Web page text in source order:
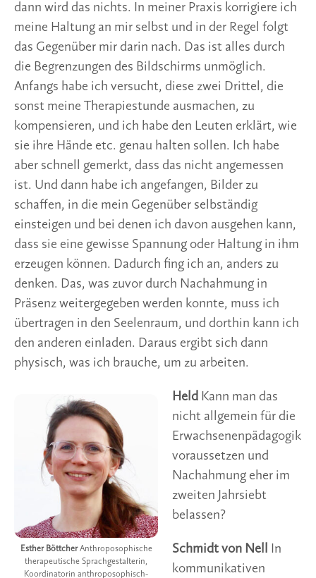
dann wird das nichts. In meiner Praxis korrigiere ich
meine Haltung an mir selbst und in der Regel folgt
das Gegenüber mir darin nach. Das ist alles durch
die Begrenzungen des Bildschirms unmöglich.
Anfangs habe ich versucht, diese zwei Drittel, die
sonst meine Therapiestunde ausmachen, zu
kompensieren, und ich habe den Leuten erklärt, wie
sie ihre Hände etc. genau halten sollen. Ich habe
aber schnell gemerkt, dass das nicht angemessen
ist. Und dann habe ich angefangen, Bilder zu
schaffen, in die mein Gegenüber selbständig
einsteigen und bei denen ich davon ausgehen kann,
dass sie eine gewisse Spannung oder Haltung in ihm
erzeugen können. Dadurch fing ich an, anders zu
denken. Das, was zuvor durch Nachahmung in
Präsenz weitergegeben werden konnte, muss ich
übertragen in den Seelenraum, und dorthin kann ich
den anderen einladen. Daraus ergibt sich dann
physisch, was ich brauche, um zu arbeiten.
Esther BöttcherAnthroposophische
therapeutische Sprachgestalterin,
Koordinatorin anthroposophisch-
Held Kann man das
nicht allgemein für die
Erwachsenenpädagogik
voraussetzen und
Nachahmung eher im
zweiten Jahrsiebt
belassen?
Schmidt von Nell In
kommunikativen